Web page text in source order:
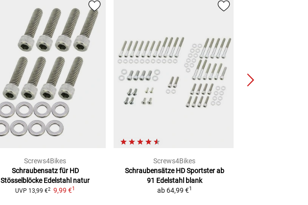
Screws4Bikes
Schraubensatz für HD
Stösselblöcke Edelstahl natur
UVP 13,99 €2 9,99 €1
Screws4Bikes
Schraubensätze HD Sportster ab
91 Edelstahl blank
ab 64,99 €1